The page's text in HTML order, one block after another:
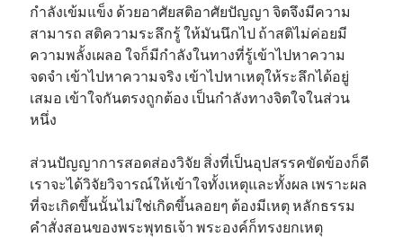
กำลังเข้มแข็ง ด้วยอาศัยสติอาศัยปัญญา จิตจึงมีความ
สามารถ สติความระลึกรู้ ให้มันนึกไป ถ้าสติไม่ค่อยมี
ความพลั้งเผลอ ใจก็มีกำลังในทางที่รู้เข้าไปหาความ
จดจำ เข้าไปหาความจริง เข้าไปหาเหตุให้ระลึกได้อยู่
เสมอ เข้าใจกันตรงถูกต้อง เป็นกำลังทางจิตใจในส่วน
หนึ่ง
ส่วนปัญญาการสอดส่องวิจัย สิ่งที่เป็นอุปสรรคขัดข้องก็ดี
เราจะได้วิจัยวิจารณ์ให้เข้าใจทั้งเหตุและทั้งผล เพราะผล
ที่จะเกิดขึ้นนั้นไม่ใช่เกิดขึ้นลอยๆ ต้องมีเหตุ หลักธรรม
คำสั่งสอนของพระพุทธเจ้า พระองค์ก็ทรงยกเหตุ